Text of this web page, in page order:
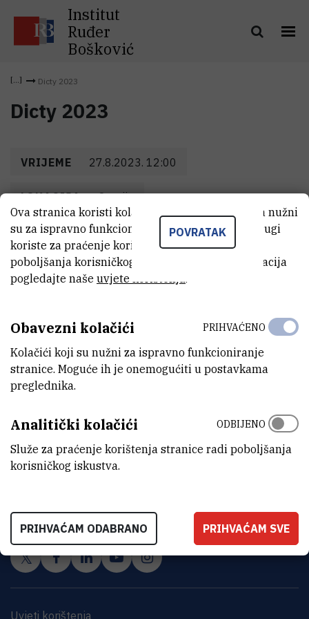
Institut
Ruđer
Bošković
Dicty 2023
Dicty 2023
VRIJEME 27.8.2023. 12:00
LOKACIJA Opatija
INSTITUT RUĐER BOŠKOVIĆ
KONTAKTIRAJTE NAS
Uvjeti korištenja
POVRATAK
Ova stranica koristi kolačiće. Neki od tih kolačića nužni
su za ispravno funkcioniranje stranice, dok se drugi
koriste za praćenje korištenja stranice radi
poboljšanja korisničkog iskustva. Za više informacija
pogledajte naše uvjete korištenja.
Obavezni kolačići
Kolačići koji su nužni za ispravno funkcioniranje
stranice. Moguće ih je onemogućiti u postavkama
preglednika.
PRIHVAĆENO
Analitički kolačići
Služe za praćenje korištenja stranice radi poboljšanja
korisničkog iskustva.
ODBIJENO
PRIHVAĆAM ODABRANO PRIHVAĆAM SVE